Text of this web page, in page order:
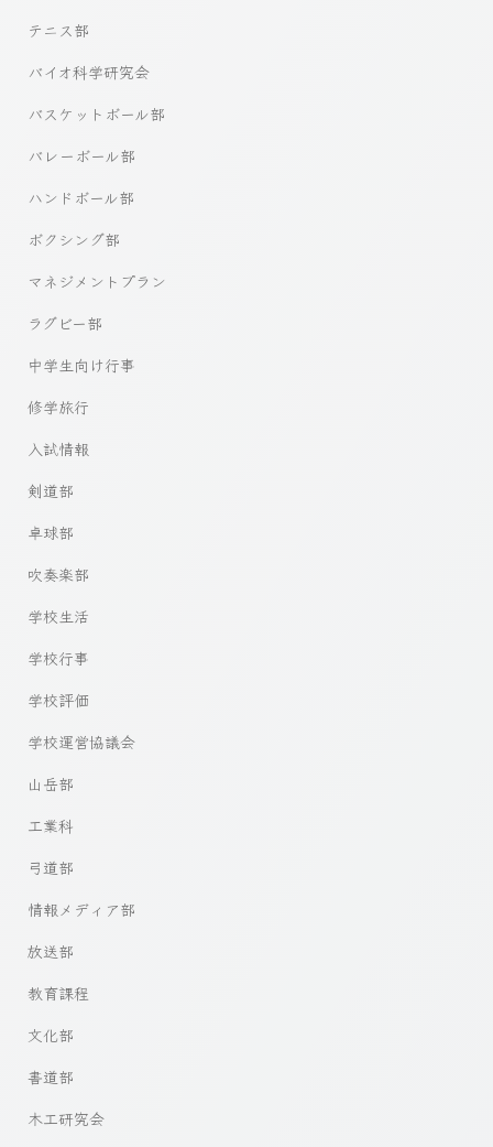
テニス部
バイオ科学研究会
バスケットボール部
バレーボール部
ハンドボール部
ボクシング部
マネジメントプラン
ラグビー部
中学生向け行事
修学旅行
入試情報
剣道部
卓球部
吹奏楽部
学校生活
学校行事
学校評価
学校運営協議会
山岳部
工業科
弓道部
情報メディア部
放送部
教育課程
文化部
書道部
木工研究会